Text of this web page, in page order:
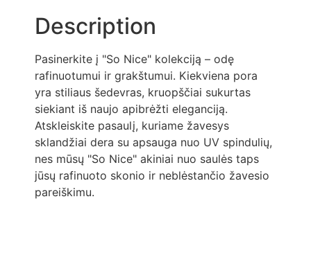
Description
Pasinerkite į "So Nice" kolekciją – odę
rafinuotumui ir grakštumui. Kiekviena pora
yra stiliaus šedevras, kruopščiai sukurtas
siekiant iš naujo apibrėžti eleganciją.
Atskleiskite pasaulį, kuriame žavesys
sklandžiai dera su apsauga nuo UV spindulių,
nes mūsų "So Nice" akiniai nuo saulės taps
jūsų rafinuoto skonio ir neblėstančio žavesio
pareiškimu.